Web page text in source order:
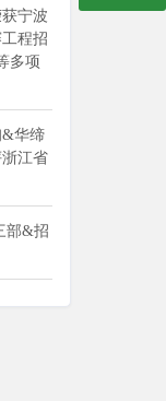
宁波
程招
多项
&华缔
江省
部&招